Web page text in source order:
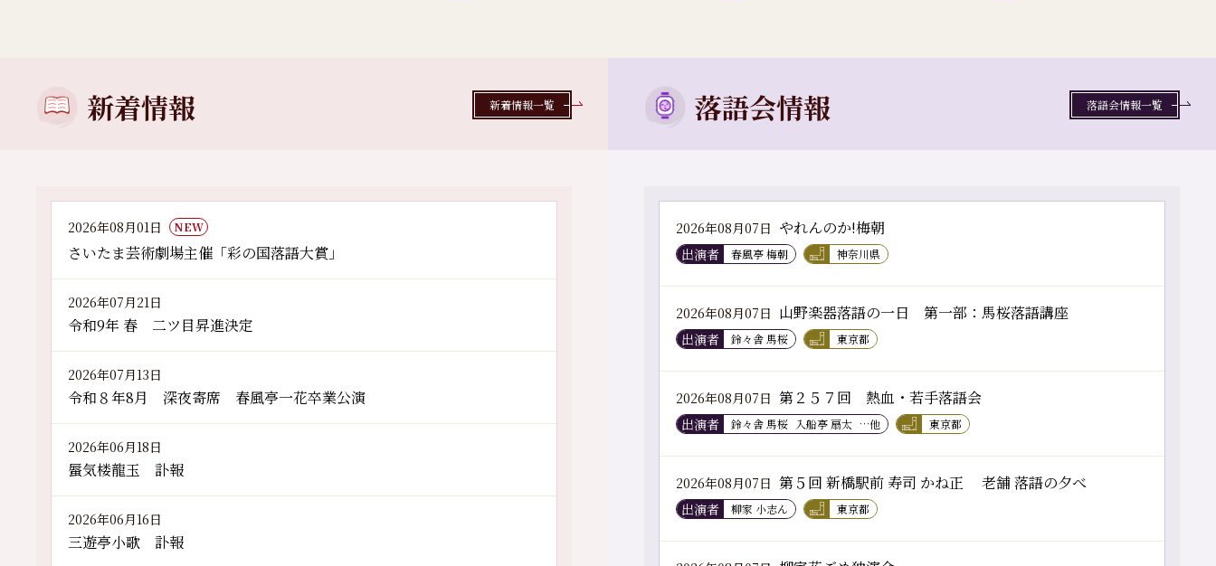
新着情報
2026年08月01日 NEW
さいたま芸術劇場主催「彩の国落語大賞」
2026年07月21日
令和9年 春 二ツ目昇進決定
2026年07月13日
令和８年8月 深夜寄席 春風亭一花卒業公演
2026年06月18日
蜃気楼龍玉 訃報
2026年06月16日
三遊亭小歌 訃報
新着情報一覧 落語会情報
2026年08月07日 やれんのか!梅朝
出演者 春風亭 梅朝 神奈川県
2026年08月07日 山野楽器落語の一日 第一部：馬桜落語講座
出演者 鈴々舎 馬桜 東京都
2026年08月07日 第２５７回 熱血・若手落語会
出演者 鈴々舎 馬桜 入船亭 扇太 …他 東京都
2026年08月07日 第５回 新橋駅前 寿司 かね正 老舗 落語の夕べ
出演者 柳家 小志ん 東京都
落語会情報一覧